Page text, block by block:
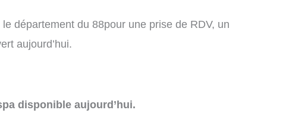
département du 88pour une prise de RDV, un
aujourd’hui.
disponible aujourd’hui.